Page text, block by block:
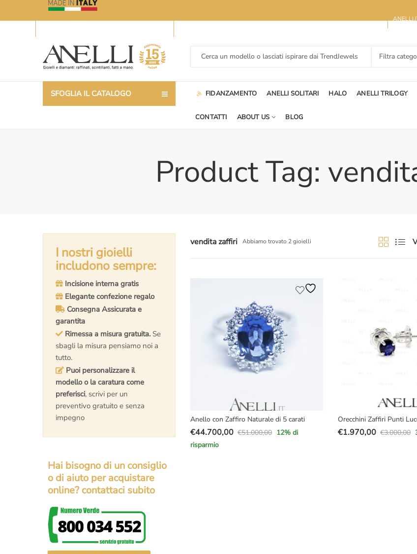
SFOGLIA IL CATALOGO FIDANZAMENTO ANELLI SOLITARI HALO ANELLI TRILOGY
CONTATTI ABOUT US BLOG
Product Tag:
vendita zaffiri Abbiamo trovato 2 gioielli
Anello con Zaffiro Naturale di 5 carati
€51.000,00
Il
prezzo
€44.700,00
Il
prezzo
12% di
risparmio
Orecchini Zaffiri Punti
€3.000,00
Il
€1.970,00
Il
I nostri gioielli
includono sempre:
Incisione interna gratis
Elegante confezione regalo
Consegna Assicurata e
garantita
Rimessa a misura gratuita. Se
sbagli la misura pensiamo noi a
tutto.
Puoi personalizzare il
modello o la caratura come
preferisci, scrivi per un
preventivo gratuito e senza
impegno
Hai bisogno di un consiglio
o di aiuto per acquistare
online? contattaci subito